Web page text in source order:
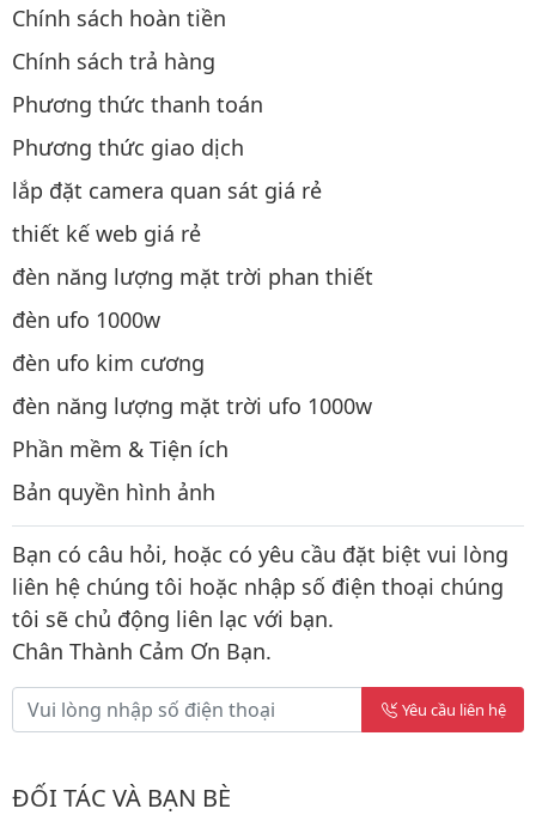
Chính sách hoàn tiền
Chính sách trả hàng
Phương thức thanh toán
Phương thức giao dịch
lắp đặt camera quan sát giá rẻ
thiết kế web giá rẻ
đèn năng lượng mặt trời phan thiết
đèn ufo 1000w
đèn ufo kim cương
đèn năng lượng mặt trời ufo 1000w
Phần mềm & Tiện ích
Bản quyền hình ảnh
Bạn có câu hỏi, hoặc có yêu cầu đặt biệt vui lòng
liên hệ chúng tôi hoặc nhập số điện thoại chúng
tôi sẽ chủ động liên lạc với bạn.
Chân Thành Cảm Ơn Bạn.
Yêu cầu liên hệ
ĐỐI TÁC VÀ BẠN BÈ